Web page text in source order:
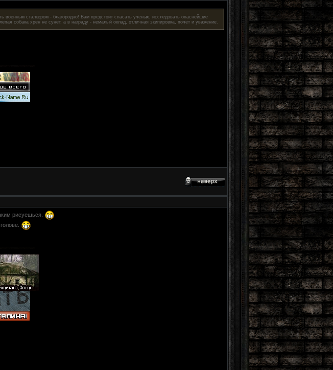
сталкером - благородно! Вам предстоит спасать ученых, исследовать опаснейшие
собака хрен не сунет, а в награду - немалый оклад, отличная экипировка, почет и уважение.
рисуешься.